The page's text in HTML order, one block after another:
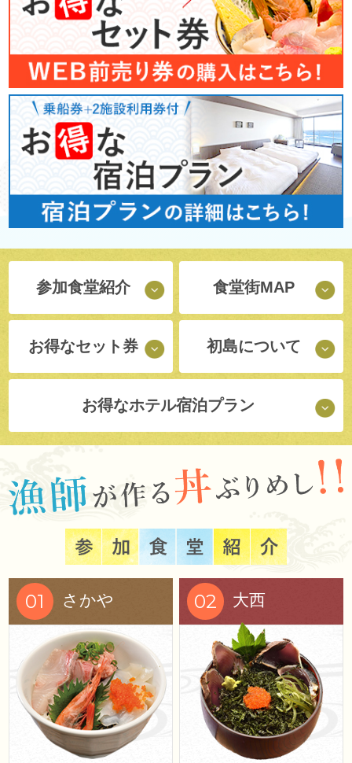
参加食堂紹介 食堂街MAP
お得なセット券 初島について
お得なホテル宿泊プラン
01 さかや 02 大西